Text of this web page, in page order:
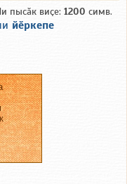
пысӑк виҫе: 1200 симв.
йӗркепе